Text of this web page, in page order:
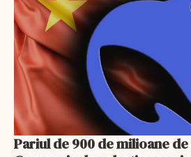
Pariul de 900 de milioane